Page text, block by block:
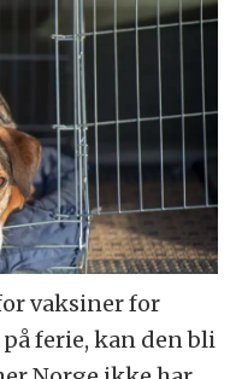
vaksiner for
ferie, kan den bli